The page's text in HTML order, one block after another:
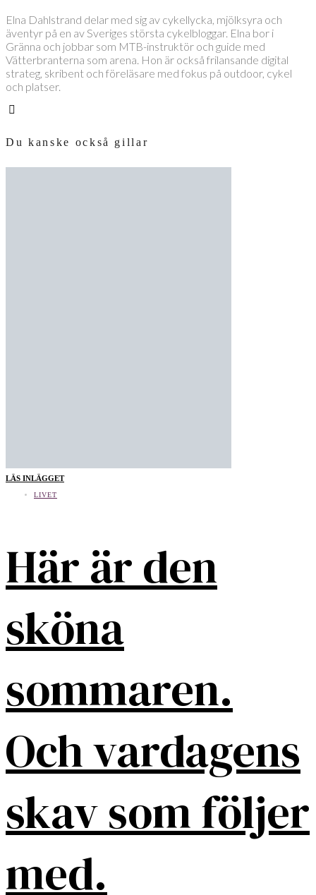
Elna Dahlstrand delar med sig av cykellycka, mjölksyra och
äventyr på en av Sveriges största cykelbloggar. Elna bor i
Gränna och jobbar som MTB-instruktör och guide med
Vätterbranterna som arena. Hon är också frilansande digital
strateg, skribent och föreläsare med fokus på outdoor, cykel
och platser.
Du kanske också gillar
LÄS INLÄGGET
LIVET
Här är den
sköna
sommaren.
Och vardagens
skav som följer
med.